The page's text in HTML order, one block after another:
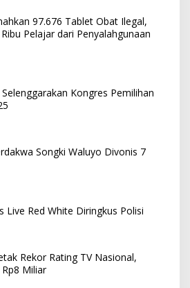
97.676 Tablet Obat Ilegal,
Pelajar dari Penyalahgunaan
Kongres Pemilihan
Songki Waluyo Divonis 7
Live Red White Diringkus Polisi
Rekor Rating TV Nasional,
Rp8 Miliar